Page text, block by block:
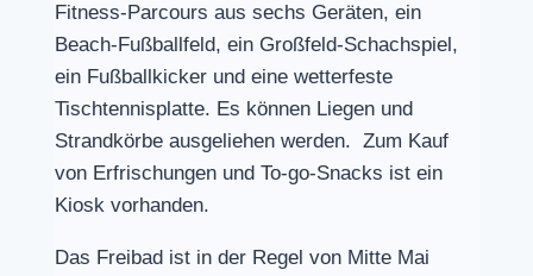
Fitness-Parcours aus sechs Geräten, ein
Beach-Fußballfeld, ein Großfeld-Schachspiel,
ein Fußballkicker und eine wetterfeste
Tischtennisplatte. Es können Liegen und
Strandkörbe ausgeliehen werden. Zum Kauf
von Erfrischungen und To-go-Snacks ist ein
Kiosk vorhanden.
Das Freibad ist in der Regel von Mitte Mai